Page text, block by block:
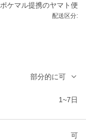
ポケマル提携のヤマト便
配送区分:
部分的に可
1~7日
可